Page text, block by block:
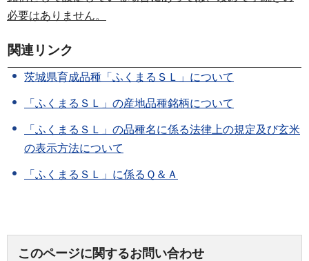
必要はありません。
関連リンク
茨城県育成品種「ふくまるＳＬ」について
「ふくまるＳＬ」の産地品種銘柄について
「ふくまるＳＬ」の品種名に係る法律上の規定及び玄米
の表示方法について
「ふくまるＳＬ」に係るＱ＆Ａ
このページに関するお問い合わせ